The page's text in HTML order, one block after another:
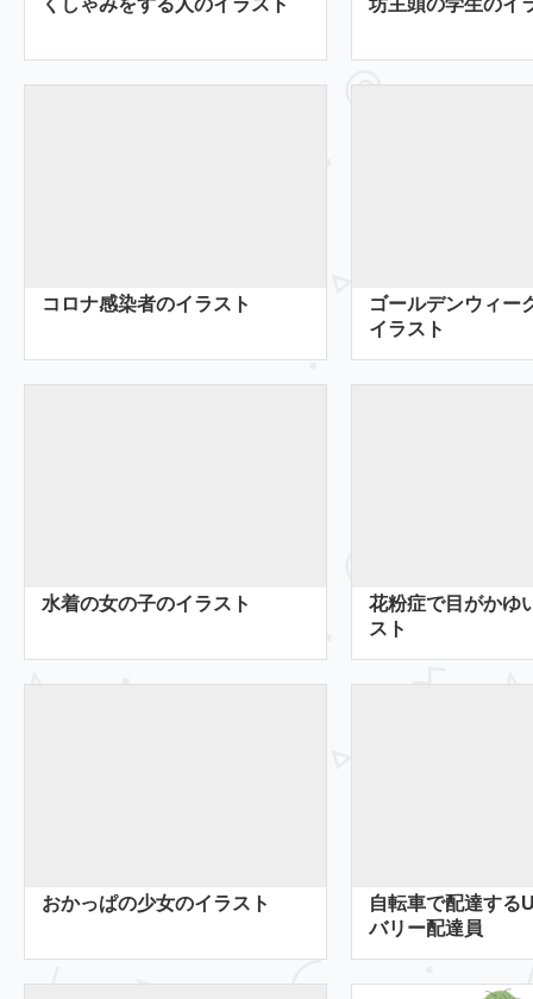
くしゃみをする人のイラスト 坊主頭の学生のイ
コロナ感染者のイラスト
ゴールデンウィー
イラスト
水着の女の子のイラスト
花粉症で目がかゆ
スト
おかっぱの少女のイラスト
自転車で配達する
バリー配達員